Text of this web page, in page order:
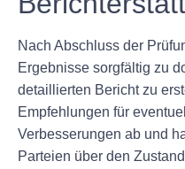
Nach Abschluss der
Ergebnisse sorgfältig zu
detaillierten Bericht zu
Empfehlungen für
Verbesserungen ab und
Parteien über den